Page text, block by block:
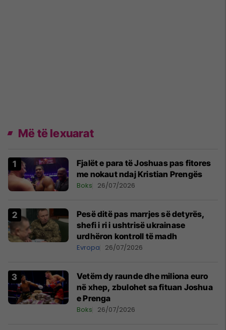
Më të lexuarat
Fjalët e para të Joshuas pas fitores
me nokaut ndaj Kristian Prengës
Boks 26/07/2026
Pesë ditë pas marrjes së detyrës,
shefi i ri i ushtrisë ukrainase
urdhëron kontroll të madh
Evropa 26/07/2026
Vetëm dy raunde dhe miliona euro
në xhep, zbulohet sa fituan Joshua
e Prenga
Boks 26/07/2026